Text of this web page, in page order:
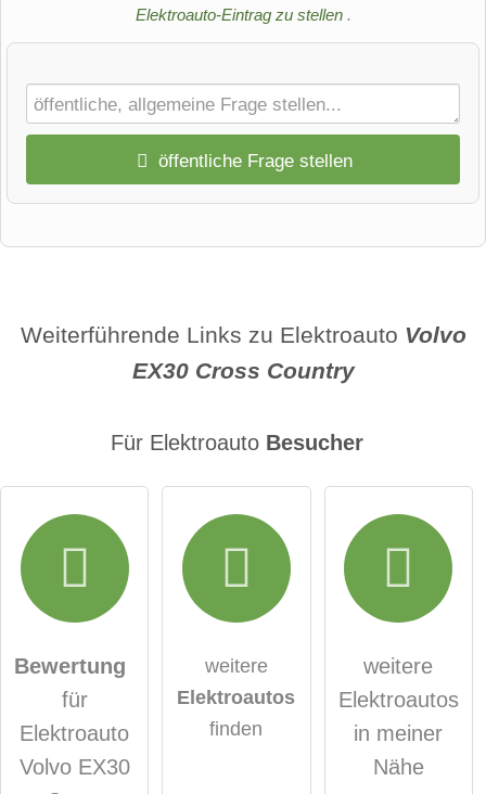
Elektroauto-Eintrag zu stellen .
öffentliche Frage stellen
Name
Hiermit akzeptiere ich die
Datenschutzerklärunghabe ich zur Kenntnis
genommen.
öffentliche Frage stellen Abbrechen
Hinweis:Bitte beachten Sie, öffentliche Fragen sindfür alle
Weiterführende Links zu Elektroauto Volvo
EX30 Cross Country
Für Elektroauto Besucher
Bewertung
für
Elektroauto
Volvo EX30
weitere
Elektroautos
finden
weitere
Elektroautos
in meiner
Nähe